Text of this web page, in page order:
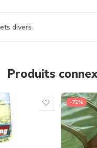
divers
Produits
-72%